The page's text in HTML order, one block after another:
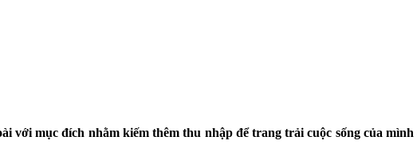
với mục đích nhằm kiếm thêm thu nhập để trang trải cuộc sống của